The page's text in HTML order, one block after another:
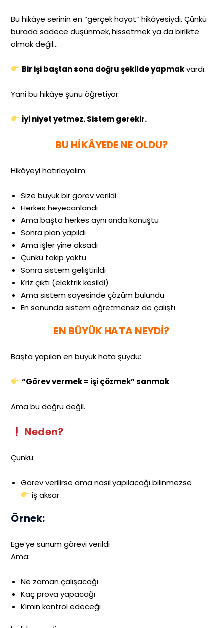
Bu hikâye serinin en “gerçek hayat” hikâyesiydi. Çünkü
burada sadece düşünmek, hissetmek ya da birlikte
olmak değil…
Bir işi baştan sona doğru şekilde yapmakvardı.
Yani bu hikâye şunu öğretiyor:
İyi niyet yetmez. Sistem gerekir.
BU HİKÂYEDE NE OLDU?
Hikâyeyi hatırlayalım:
Size büyük bir görev verildi
Herkes heyecanlandı
Ama başta herkes aynı anda konuştu
Sonra plan yapıldı
Ama işler yine aksadı
Çünkü takip yoktu
Sonra sistem geliştirildi
Kriz çıktı (elektrik kesildi)
Ama sistem sayesinde çözüm bulundu
En sonunda sistem öğretmensiz de çalıştı
EN BÜYÜK HATA NEYDİ?
Başta yapılan en büyük hata şuydu:
“Görev vermek = işi çözmek” sanmak
Ama bu doğru değil.
Neden?
Çünkü:
Görev verilirse ama nasıl yapılacağı bilinmezse
iş aksar
Örnek:
Ege’ye sunum görevi verildi
Ama:
Ne zaman çalışacağı
Kaç prova yapacağı
Kimin kontrol edeceği